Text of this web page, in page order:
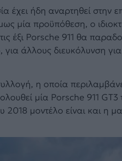
ήδη αναρτηθεί στην
μία προϋπόθεση, ο
έξι Porsche 911 θα
για άλλους διευκόλυνση
η οποία
μία Porsche 911
2018 μοντέλο είναι και η